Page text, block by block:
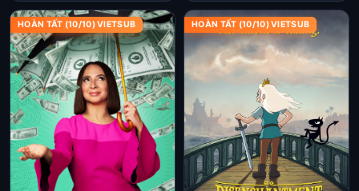
HOÀN TẤT (10/10) VIETSUB HOÀN TẤT (10/10) VIETSUB